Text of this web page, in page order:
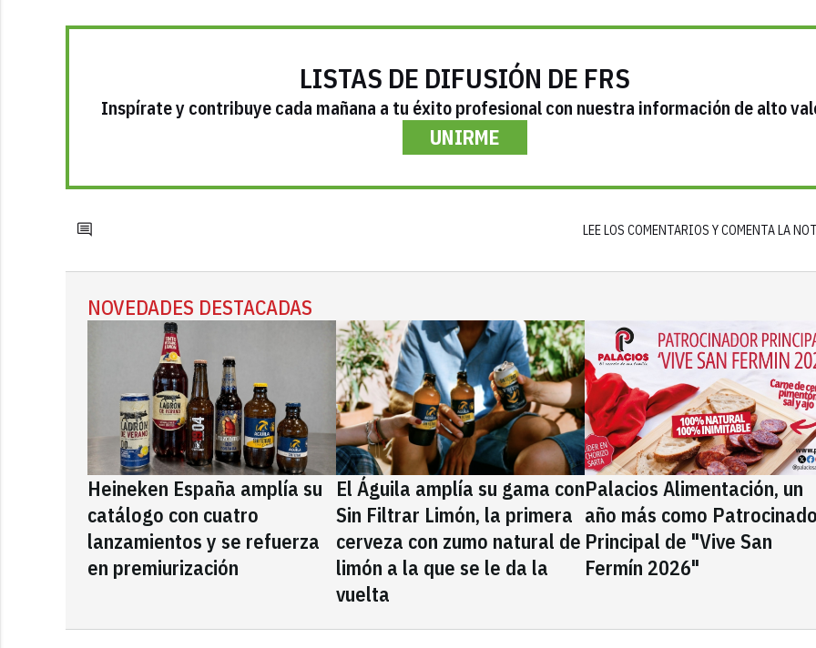
LISTAS DE DIFUSIÓN DE FRS
Inspírate y contribuye cada mañana a tu éxito profesional con nuestra información de alto
UNIRME
LEE LOS COMENTARIOS Y COMENTA LA
NOVEDADES DESTACADAS
Heineken España amplía su
catálogo con cuatro
lanzamientos y se refuerza
en premiurización
El Águila amplía su gama con
Sin Filtrar Limón, la primera
cerveza con zumo natural de
limón a la que se le da la
vuelta
Palacios Alimentación, un
año más como
Principal de "Vive San
Fermín 2026"